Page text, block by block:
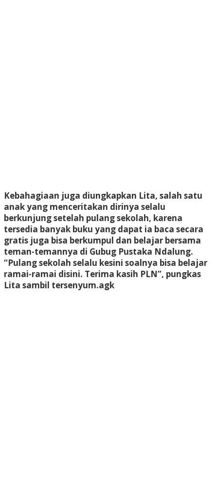
Kebahagiaan juga diungkapkan Lita, salah satu
anak yang menceritakan dirinya selalu
berkunjung setelah pulang sekolah, karena
tersedia banyak buku yang dapat ia baca secara
gratis juga bisa berkumpul dan belajar bersama
teman-temannya di Gubug Pustaka Ndalung.
“Pulang sekolah selalu kesini soalnya bisa belajar
ramai-ramai disini. Terima kasih PLN”, pungkas
Lita sambil tersenyum.agk